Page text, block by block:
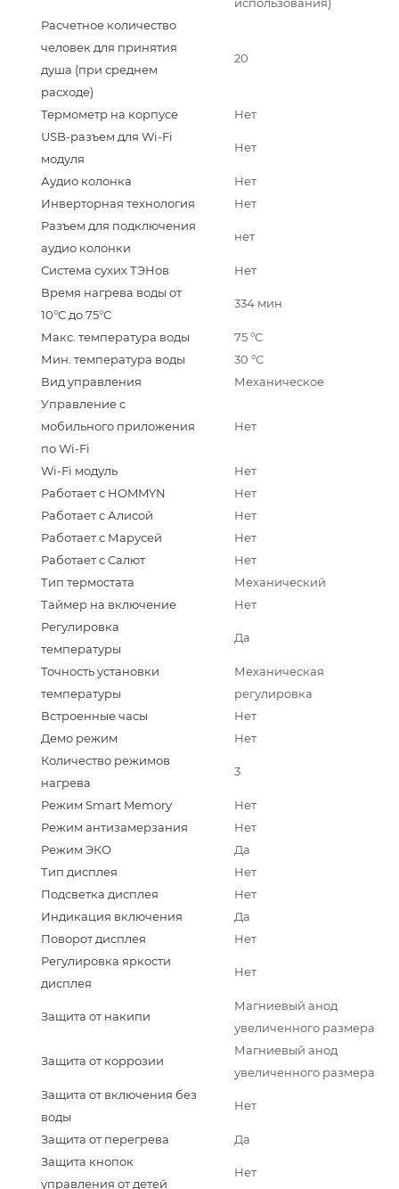
Расчетное количество
человек для принятия
душа (при среднем
расходе)
20
Термометр на корпусе
Нет
USB-разъем для Wi-Fi
модуля
Нет
Аудио колонка
Нет
Инверторная технология
Нет
Разъем для подключения
аудио колонки
нет
Система сухих ТЭНов
Нет
Время нагрева воды от
10°С до 75°С
334 мин
Макс. температура воды
75 °С
Мин. температура воды
30 °С
Вид управления
Механическое
Управление c
мобильного приложения
по Wi-Fi
Нет
Wi-Fi модуль
Нет
Работает с HOMMYN
Нет
Работает с Алисой
Нет
Работает с Марусей
Нет
Работает с Салют
Нет
Тип термостата
Механический
Таймер на включение
Нет
Регулировка
температуры
Да
Точность установки
температуры
Механическая
регулировка
Встроенные часы
Нет
Демо режим
Нет
Количество режимов
нагрева
3
Режим Smart Memory
Нет
Режим антизамерзания
Нет
Режим ЭКО
Да
Тип дисплея
Нет
Подсветка дисплея
Нет
Индикация включения
Да
Поворот дисплея
Нет
Регулировка яркости
дисплея
Нет
Защита от накипи
Магниевый анод
увеличенного размера
Защита от коррозии
Магниевый анод
увеличенного размера
Защита от включения без
воды
Нет
Защита от перегрева
Да
Защита кнопок
управления от детей
Нет